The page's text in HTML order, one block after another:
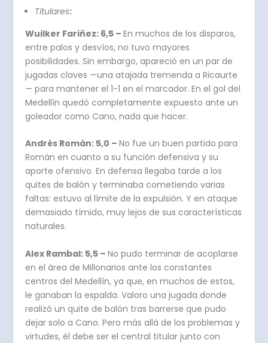
Titulares:
Wuilker Fariñez: 6,5 –En muchos de los disparos,
entre palos y desvíos, no tuvo mayores
posibilidades. Sin embargo, apareció en un par de
jugadas claves —una atajada tremenda a Ricaurte
— para mantener el 1-1 en el marcador. En el gol del
Medellín quedó completamente expuesto ante un
goleador como Cano, nada que hacer.
Andrés Román: 5,0 –No fue un buen partido para
Román en cuanto a su función defensiva y su
aporte ofensivo. En defensa llegaba tarde a los
quites de balón y terminaba cometiendo varias
faltas: estuvo al límite de la expulsión. Y en ataque
demasiado tímido, muy lejos de sus características
naturales.
Alex Rambal: 5,5 –No pudo terminar de acoplarse
en el área de Millonarios ante los constantes
centros del Medellín, ya que, en muchos de estos,
le ganaban la espalda. Valoro una jugada donde
realizó un quite de balón tras barrerse que pudo
dejar solo a Cano. Pero más allá de los problemas y
virtudes, él debe ser el central titular junto con